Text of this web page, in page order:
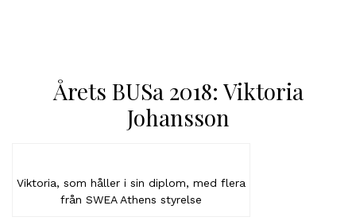
Årets BUSa 2018: Viktoria
Johansson
Viktoria, som håller i sin diplom, med flera
från SWEA Athens styrelse